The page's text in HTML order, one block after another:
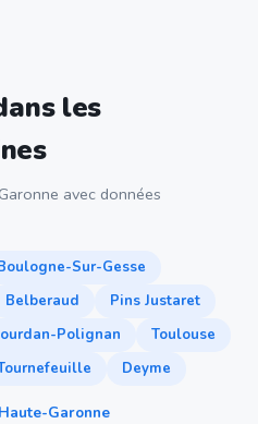
les
avec données
Sur-Gesse
Belberaud
Pins Justaret
Polignan
Toulouse
Deyme
Garonne